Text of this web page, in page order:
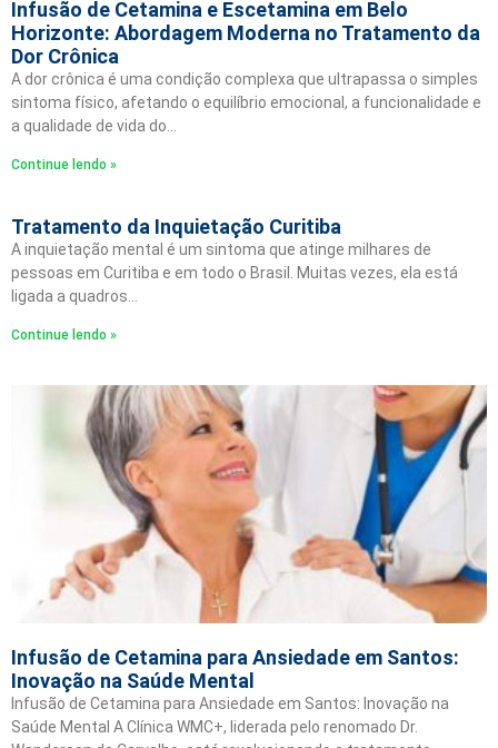
Infusão de Cetamina e Escetamina em Belo
Horizonte: Abordagem Moderna no Tratamento da
Dor Crônica
A dor crônica é uma condição complexa que ultrapassa o simples
sintoma físico, afetando o equilíbrio emocional, a funcionalidade e
a qualidade de vida do…
Continue lendo »
Tratamento da Inquietação Curitiba
A inquietação mental é um sintoma que atinge milhares de
pessoas em Curitiba e em todo o Brasil. Muitas vezes, ela está
ligada a quadros…
Continue lendo »
Infusão de Cetamina para Ansiedade em Santos:
Inovação na Saúde Mental
Infusão de Cetamina para Ansiedade em Santos: Inovação na
Saúde Mental A Clínica WMC+, liderada pelo renomado Dr.